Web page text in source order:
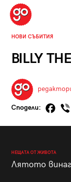
НОВИ СЪБИТИЯ
BILLY
Сподели:
НЕЩАТА ОТ ЖИВОТА
Лятото